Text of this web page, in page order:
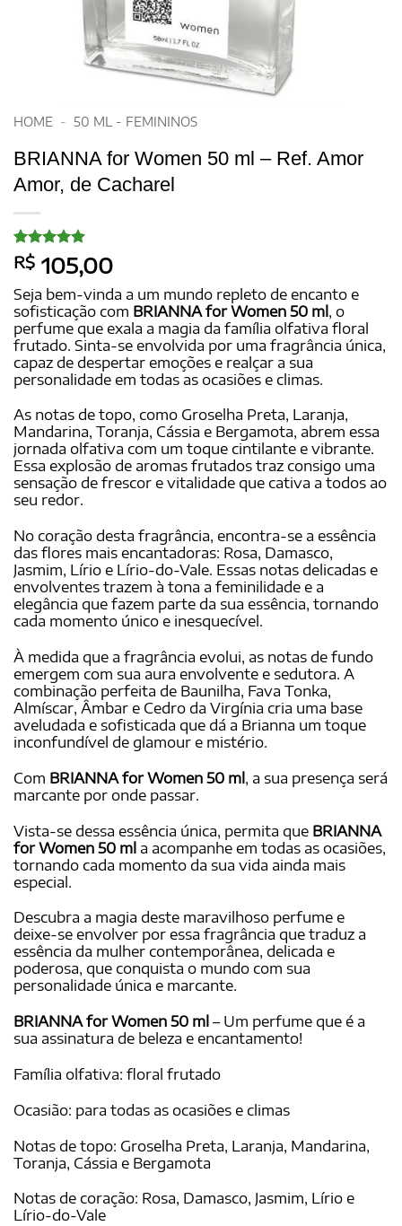
HOME - 50 ML - FEMININOS
BRIANNA for Women 50 ml – Ref. Amor
Amor, de Cacharel
Avaliado
como5de
5, com
baseado em
20
avaliações
de clientes
R$ 105,00
Seja bem-vinda a um mundo repleto de encanto e
sofisticação com BRIANNA for Women 50 ml, o
perfume que exala a magia da família olfativa floral
frutado. Sinta-se envolvida por uma fragrância única,
capaz de despertar emoções e realçar a sua
personalidade em todas as ocasiões e climas.
As notas de topo, como Groselha Preta, Laranja,
Mandarina, Toranja, Cássia e Bergamota, abrem essa
jornada olfativa com um toque cintilante e vibrante.
Essa explosão de aromas frutados traz consigo uma
sensação de frescor e vitalidade que cativa a todos ao
seu redor.
No coração desta fragrância, encontra-se a essência
das flores mais encantadoras: Rosa, Damasco,
Jasmim, Lírio e Lírio-do-Vale. Essas notas delicadas e
envolventes trazem à tona a feminilidade e a
elegância que fazem parte da sua essência, tornando
cada momento único e inesquecível.
À medida que a fragrância evolui, as notas de fundo
emergem com sua aura envolvente e sedutora. A
combinação perfeita de Baunilha, Fava Tonka,
Almíscar, Âmbar e Cedro da Virgínia cria uma base
aveludada e sofisticada que dá a Brianna um toque
inconfundível de glamour e mistério.
Com BRIANNA for Women 50 ml, a sua presença será
marcante por onde passar.
Vista-se dessa essência única, permita que BRIANNA
for Women 50 ml a acompanhe em todas as ocasiões,
tornando cada momento da sua vida ainda mais
especial.
Descubra a magia deste maravilhoso perfume e
deixe-se envolver por essa fragrância que traduz a
essência da mulher contemporânea, delicada e
poderosa, que conquista o mundo com sua
personalidade única e marcante.
BRIANNA for Women 50 ml – Um perfume que é a
sua assinatura de beleza e encantamento!
Família olfativa: floral frutado
Ocasião: para todas as ocasiões e climas
Notas de topo: Groselha Preta, Laranja, Mandarina,
Toranja, Cássia e Bergamota
Notas de coração: Rosa, Damasco, Jasmim, Lírio e
Lírio-do-Vale